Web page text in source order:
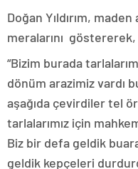
Doğan Yıldırım,
meralarını
“Bizim burada
dönüm arazimiz vardı
aşağıda çevirdiler tel
tarlalarımız için
Biz bir defa geldik
geldik kepçeleri